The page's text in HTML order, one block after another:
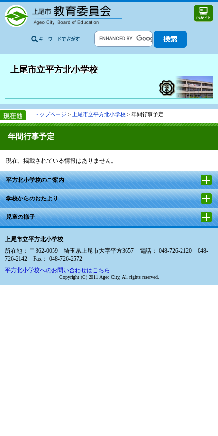
上尾市立平方北小学校
トップページ > 上尾市立平方北小学校 > 年間行事予定
年間行事予定
現在、掲載されている情報はありません。
平方北小学校のご案内
学校からのおたより
児童の様子
上尾市立平方北小学校
所在地： 〒362-0059 埼玉県上尾市大字平方3657 電話： 048-726-2120 048-
726-2142 Fax： 048-726-2572
平方北小学校へのお問い合わせはこちら
Copyright (C) 2011 Ageo City, All rights reserved.